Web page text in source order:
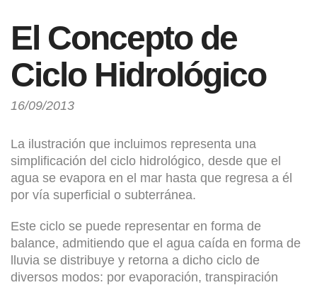
El Concepto de
Ciclo Hidrológico
16/09/2013
La ilustración que incluimos representa una
simplificación del ciclo hidrológico, desde que el
agua se evapora en el mar hasta que regresa a él
por vía superficial o subterránea.
Este ciclo se puede representar en forma de
balance, admitiendo que el agua caída en forma de
lluvia se distribuye y retorna a dicho ciclo de
diversos modos: por evaporación, transpiración